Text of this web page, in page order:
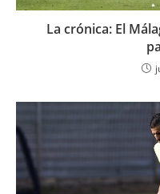
La crónica: El